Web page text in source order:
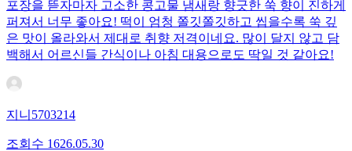
포장을 뜯자마자 고소한 콩고물 냄새랑 향긋한 쑥 향이 진하게
퍼져서 너무 좋아요! 떡이 엄청 쫄깃쫄깃하고 씹을수록 쑥 깊
은 맛이 올라와서 제대로 취향 저격이네요. 많이 달지 않고 담
백해서 어르신들 간식이나 아침 대용으로도 딱일 것 같아요!
지니5703214
조회수 1626.05.30